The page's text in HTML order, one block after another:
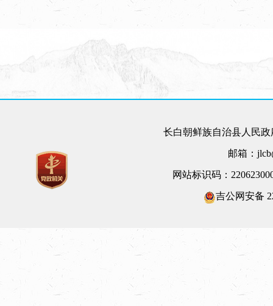
长白朝鲜族自治县人民
邮箱：
网站标识码：
吉公网安备